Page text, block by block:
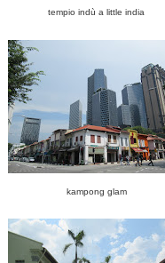
tempio indù a little india
kampong glam